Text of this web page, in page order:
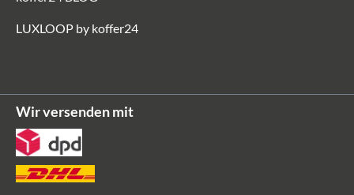
LUXLOOP by koffer24
Wir versenden mit